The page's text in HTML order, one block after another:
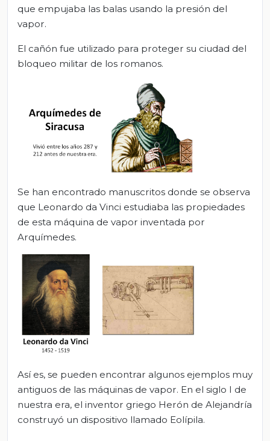
que empujaba las balas usando la presión del
vapor.
El cañón fue utilizado para proteger su ciudad del
bloqueo militar de los romanos.
Se han encontrado manuscritos donde se observa
que Leonardo da Vinci estudiaba las propiedades
de esta máquina de vapor inventada por
Arquímedes.
Así es, se pueden encontrar algunos ejemplos muy
antiguos de las máquinas de vapor. En el siglo I de
nuestra era, el inventor griego Herón de Alejandría
construyó un dispositivo llamado Eolípila.